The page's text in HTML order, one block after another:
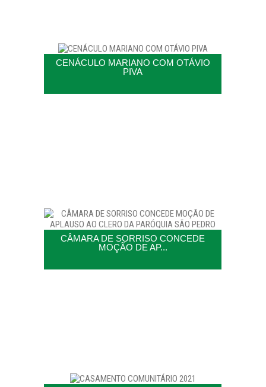
CENÁCULO MARIANO COM OTÁVIO
PIVA
CÂMARA DE SORRISO CONCEDE
MOÇÃO DE AP...